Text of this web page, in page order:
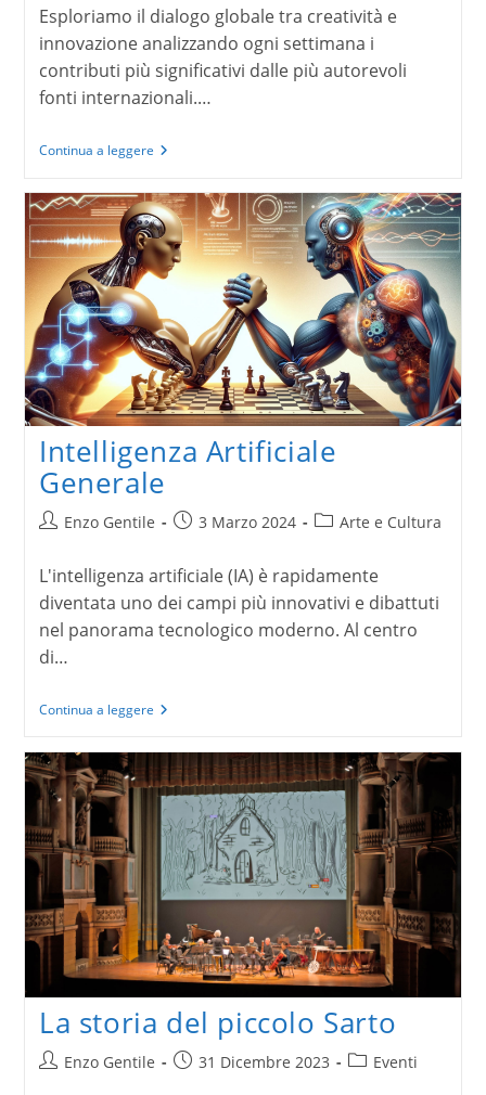
Esploriamo il dialogo globale tra creatività e
innovazione analizzando ogni settimana i
contributi più significativi dalle più autorevoli
fonti internazionali.…
Continua a leggereArtDig:
Tecnologia
Intelligenza Artificiale
Generale
AutoreEnzo Gentile
Articolo3 Marzo 2024
Categoria
Arte e Cultura
L'intelligenza artificiale (IA) è rapidamente
diventata uno dei campi più innovativi e dibattuti
nel panorama tecnologico moderno. Al centro
di…
Continua a leggereIntelligenza
La storia del piccolo Sarto
AutoreEnzo Gentile
Articolo31 Dicembre 2023
Categoria
Eventi